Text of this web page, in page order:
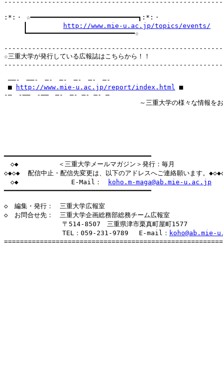
:*:・ ☆━━━━━━━━━━━━━━━━━━━━━━━━━━━┓:*:・
http://www.mie-u.ac.jp/topics/events/
┗━━━━━━━━━━━━━━━━━━━━━━━━━━━☆
☆三重大学が発行している広報誌はこちらから！！
――‐　――‐　―‐　―‐　―‐　―‐　―‐
■
http://www.mie-u.ac.jp/report/index.html ■
‐―　‐――　‐――　―‐　―‐ ―‐ ―‐ ―
～三重大学の様々な情報をお
━━━━━━━━━━━━━━━━━━━━━━━━━━━━━━━━━━━━━
◇◆          ＜三重大学メールマガジン＞発行：毎月
◇◆◇◆  配信中止・配信先変更は、以下のアドレスへご連絡願います。
◇◆　      　    E-Mail：
koho.m-maga@ab.mie-u.ac.jp
━━━━━━━━━━━━━━━━━━━━━━━━━━━━━━━━━━━━━
◇　編集・発行：　三重大学広報室
◇　お問合せ先：　三重大学企画総務部総務チーム広報室
〒514-8507　三重県津市栗真町屋町1577
TEL：059-231-9789　 E-mail：